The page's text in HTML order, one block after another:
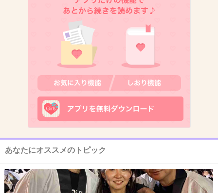
+39
2025/05/02(金) 22:51:46
仲間で話そうって事なんじゃない？
+23
よく分からんが、常にうお座は運勢悪いと思っ
あなたにオススメのトピック